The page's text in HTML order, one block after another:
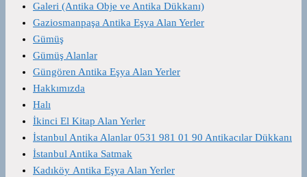
Galeri (Antika Obje ve Antika Dükkanı)
Gaziosmanpaşa Antika Eşya Alan Yerler
Gümüş
Gümüş Alanlar
Güngören Antika Eşya Alan Yerler
Hakkımızda
Halı
İkinci El Kitap Alan Yerler
İstanbul Antika Alanlar 0531 981 01 90 Antikacılar Dükkanı
İstanbul Antika Satmak
Kadıköy Antika Eşya Alan Yerler